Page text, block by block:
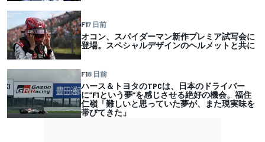
F17 日前
オコン、スパイダーマン新作プレミア試写会に
登場。スペシャルデザインのヘルメットと共に
F18 日前
ハース＆トヨタのTPCは、日本のドライバー
に”F1という夢”を感じさせる絶好の機会。福住
仁嶺「難しいと思っていた夢が、また現実味を
帯びてきた」